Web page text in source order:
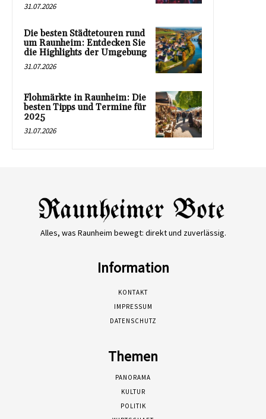
31.07.2026
Die besten Städtetouren rund
um Raunheim: Entdecken Sie
die Highlights der Umgebung
31.07.2026
Flohmärkte in Raunheim: Die
besten Tipps und Termine für
2025
31.07.2026
Alles, was Raunheim bewegt: direkt und zuverlässig.
Information
KONTAKT
IMPRESSUM
DATENSCHUTZ
Themen
PANORAMA
KULTUR
POLITIK